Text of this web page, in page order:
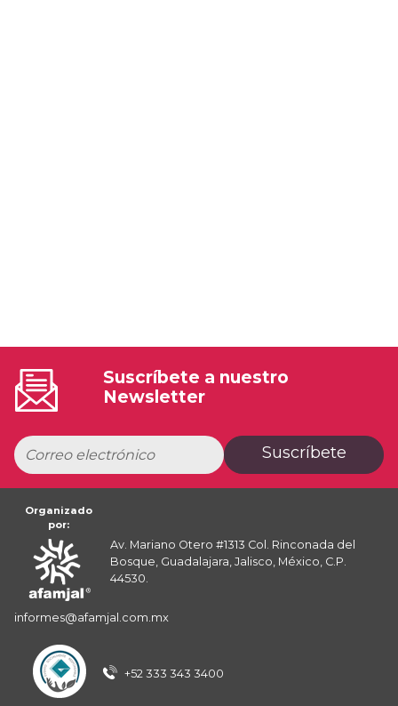
Suscríbete a nuestro
Newsletter
Suscríbete
Organizado
por:
Av. Mariano Otero #1313 Col. Rinconada del
Bosque, Guadalajara, Jalisco, México, C.P.
44530.
informes@afamjal.com.mx
+52 333 343 3400